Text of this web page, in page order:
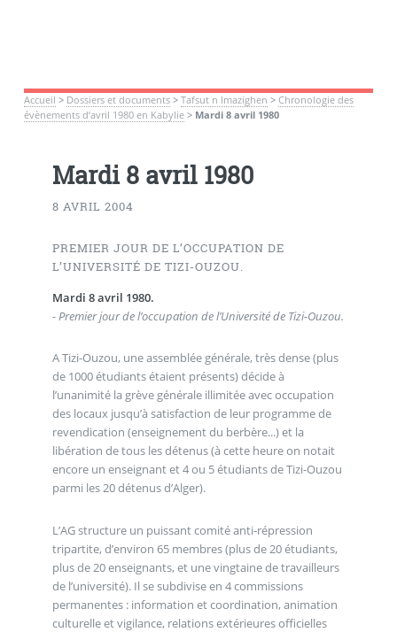
Accueil > Dossiers et documents> Tafsut n Imazighen > Chronologie des
évènements d’avril 1980 en Kabylie> Mardi 8 avril 1980
Mardi 8 avril 1980
8 AVRIL 2004
PREMIER JOUR DE L’OCCUPATION DE
L’UNIVERSITÉ DE TIZI-OUZOU.
Mardi 8 avril 1980.
- Premier jour de l’occupation de l’Université de Tizi-Ouzou.
A Tizi-Ouzou, une assemblée générale, très dense (plus
de 1000 étudiants étaient présents) décide à
l’unanimité la grève générale illimitée avec occupation
des locaux jusqu’à satisfaction de leur programme de
revendication (enseignement du berbère...) et la
libération de tous les détenus (à cette heure on notait
encore un enseignant et 4 ou 5 étudiants de Tizi-Ouzou
parmi les 20 détenus d’Alger).
L’AG structure un puissant comité anti-répression
tripartite, d’environ 65 membres (plus de 20 étudiants,
plus de 20 enseignants, et une vingtaine de travailleurs
de l’université). Il se subdivise en 4 commissions
permanentes : information et coordination, animation
culturelle et vigilance, relations extérieures officielles